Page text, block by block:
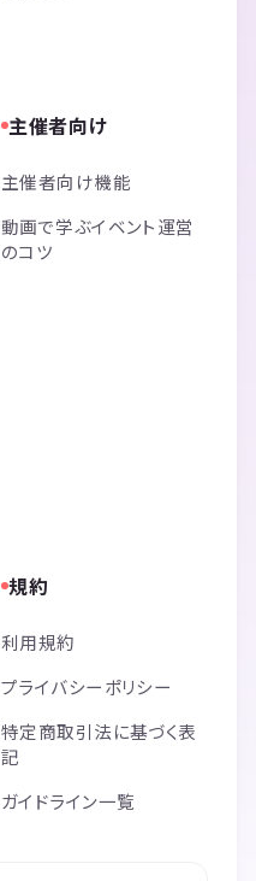
主催者向け
主催者向け機能
動画で学ぶイベント運営
のコツ
規約
利用規約
プライバシーポリシー
特定商取引法に基づく表
記
ガイドライン一覧